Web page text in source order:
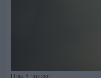
Πριν 4 ημέρες